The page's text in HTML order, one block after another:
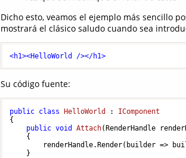
Dicho esto, veamos el ejemplo más sencillo
mostrará el clásico saludo cuando sea
<h1><HelloWorld /></h1>
Su código fuente:
public class HelloWorld : IComponent
{
public void Attach(RenderHandle
    {
renderHandle.Render(builder =>
    }